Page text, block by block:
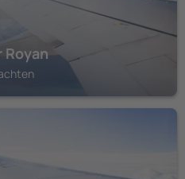
Royan